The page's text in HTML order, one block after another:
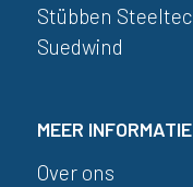
Stübben Steeltec
Suedwind
MEER INFORMATIE
Over ons